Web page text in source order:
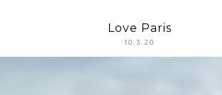
Love Paris
10.3.20